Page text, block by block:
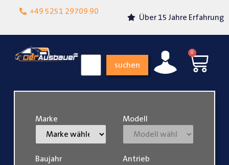
+49 5251 29709 90
Lokalgeschäft in
Über 15 Jahre Erfahrung
suchen
0
Marke Modell
Baujahr Antrieb